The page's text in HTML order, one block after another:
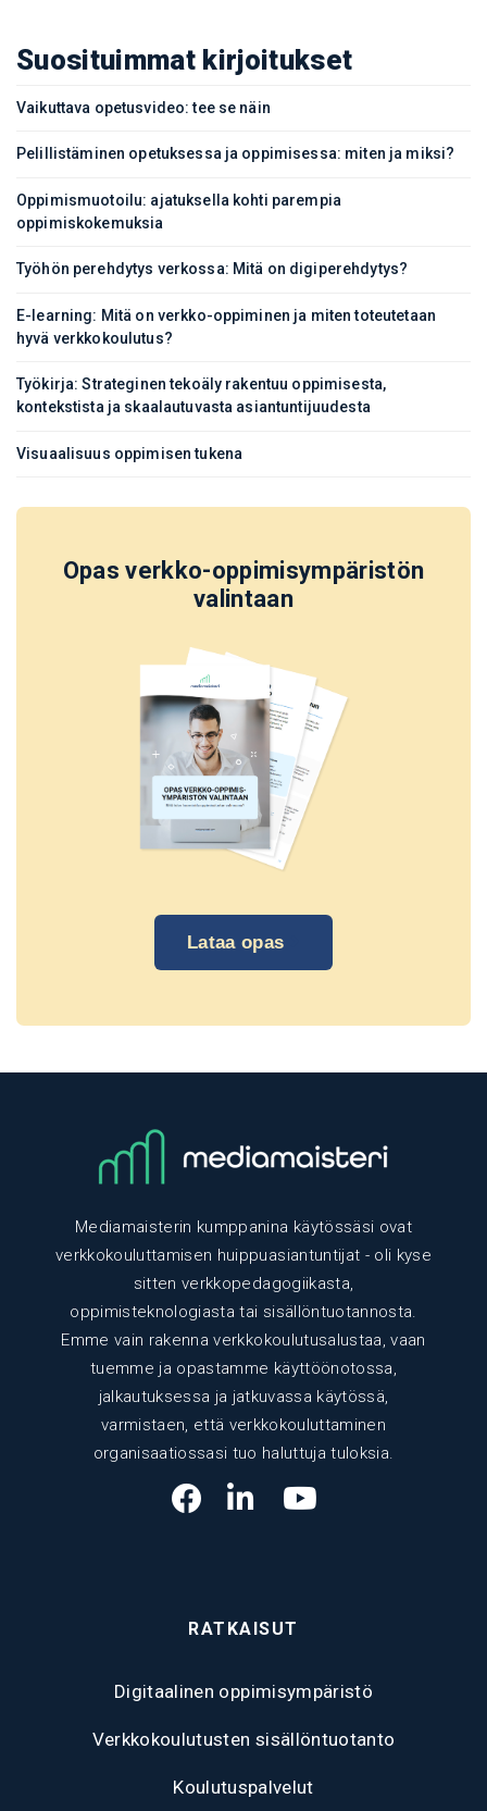
Suosituimmat kirjoitukset
Vaikuttava opetusvideo: tee se näin
Pelillistäminen opetuksessa ja oppimisessa: miten ja miksi?
Oppimismuotoilu: ajatuksella kohti parempia
oppimiskokemuksia
Työhön perehdytys verkossa: Mitä on digiperehdytys?
E-learning: Mitä on verkko-oppiminen ja miten toteutetaan
hyvä verkkokoulutus?
Työkirja: Strateginen tekoäly rakentuu oppimisesta,
kontekstista ja skaalautuvasta asiantuntijuudesta
Visuaalisuus oppimisen tukena
Opas verkko-oppimisympäristön
valintaan
Lataa opas
Mediamaisterin kumppanina käytössäsi ovat
verkkokouluttamisen huippuasiantuntijat - oli kyse
sitten verkkopedagogiikasta,
oppimisteknologiasta tai sisällöntuotannosta.
Emme vain rakenna verkkokoulutusalustaa, vaan
tuemme ja opastamme käyttöönotossa,
jalkautuksessa ja jatkuvassa käytössä,
varmistaen, että verkkokouluttaminen
organisaatiossasi tuo haluttuja tuloksia.
RATKAISUT
Digitaalinen oppimisympäristö
Verkkokoulutusten sisällöntuotanto
Koulutuspalvelut